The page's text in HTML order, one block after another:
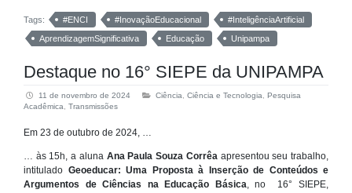
Tags: #ENCI #InovaçãoEducacional
#InteligênciaArtificial
AprendizagemSignificativa
Educação Unipampa
Destaque no 16° SIEPE da UNIPAMPA
11 de novembro de 2024 Ciência Ciência e Tecnologia
Pesquisa
Acadêmica
Transmissões
Em 23 de outubro de 2024, …
… às 15h, a aluna Ana Paula Souza Corrêa apresentou seu trabalho,
intitulado Geoeducar: Uma Proposta à Inserção de Conteúdos e
Argumentos de Ciências na Educação Básica , no 16° SIEPE,